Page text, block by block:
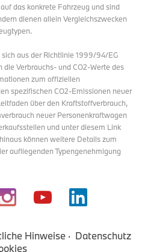
das konkrete Fahrzeug und sind
dienen allein Vergleichszwecken
aus der Richtlinie 1999/94/EG
Verbrauchs- und CO2-Werte des
zum offiziellen
spezifischen CO2-Emissionen neuer
über den Kraftstoffverbrauch,
neuer Personenkraftwagen
und unter diesem Link
können weitere Details zum
aufliegenden Typengenehmigung
Hinweise
Datenschutz